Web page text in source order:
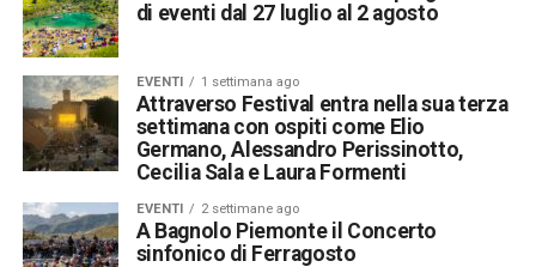
di eventi dal 27 luglio al 2 agosto
EVENTI 1 settimana ago
Attraverso Festival entra nella sua terza
settimana con ospiti come Elio
Germano, Alessandro Perissinotto,
Cecilia Sala e Laura Formenti
EVENTI 2 settimane ago
A Bagnolo Piemonte il Concerto
sinfonico di Ferragosto